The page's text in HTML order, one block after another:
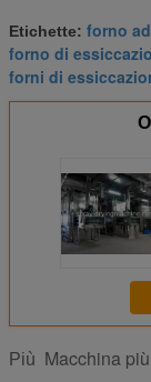
Etichette: forno
forno di
forni di
Più Macchina